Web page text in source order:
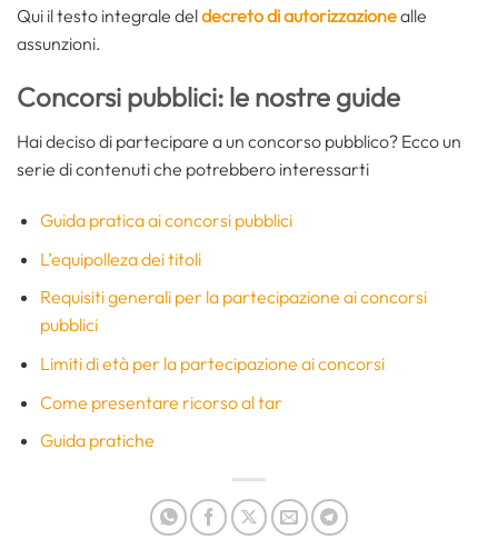
Qui il testo integrale deldecreto di autorizzazionealle
assunzioni.
Concorsi pubblici: le nostre guide
Hai deciso di partecipare a un concorso pubblico? Ecco un
serie di contenuti che potrebbero interessarti
Guida pratica ai concorsi pubblici
L’equipolleza dei titoli
Requisiti generali per la partecipazione ai concorsi
pubblici
Limiti di età per la partecipazione ai concorsi
Come presentare ricorso al tar
Guida pratiche